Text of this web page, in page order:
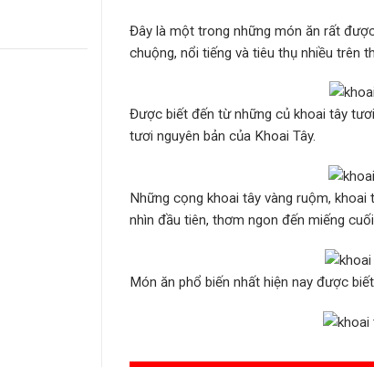
Đây là một trong những món ăn rất
chuộng, nổi tiếng và tiêu thụ nhiều trên
Được biết đến từ những củ khoai tây
tươi nguyên bản của Khoai Tây.
Những cọng khoai tây vàng ruộm,
nhìn đầu tiên, thơm ngon đến miếng
Món ăn phổ biến nhất hiện nay được